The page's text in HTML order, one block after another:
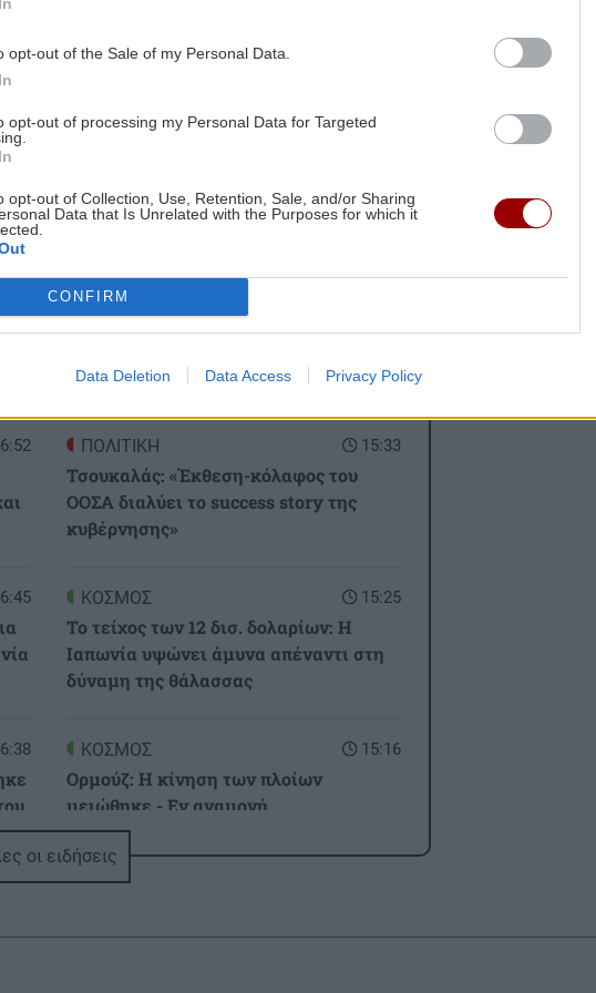
opt-out of the Sale of my Personal Data.
opt-out of processing my Personal Data for Targeted
opt-out of Collection, Use, Retention, Sale, and/or Sharing
Data that Is Unrelated with the Purposes for which it
CONFIRM
Data Deletion Data Access Privacy Policy
Μοντέιρο (66’ Κόλεϊ), Φάσναχτ (77’ Πεχ),
Ίνγκασον, Τουμπά, Μλαντένοβιτς,
(83’ Ταμπόρδα), Τετέ (77’ Καλάμπρια),
Ντεσέρς).
Newsκαι μάθετε πρώτοι όλες τις ειδήσεις για
ΕΙΔΗΣΕΩΝ
15:33
ΠΟΛΙΤΙΚΗ
Τσουκαλάς: «Έκθεση-κόλαφος του
ΟΟΣΑ διαλύει το success story της
κυβέρνησης»
15:25
ΚΟΣΜΟΣ
Το τείχος των 12 δισ. δολαρίων: Η
Ιαπωνία υψώνει άμυνα απέναντι στη
δύναμη της θάλασσας
15:16
ΚΟΣΜΟΣ
Ορμούζ: Η κίνηση των πλοίων
μειώθηκε - Εν αναμονή
αποτελεσμάτων των συνομιλιών Ιράν-
Ομάν
οι ειδήσεις